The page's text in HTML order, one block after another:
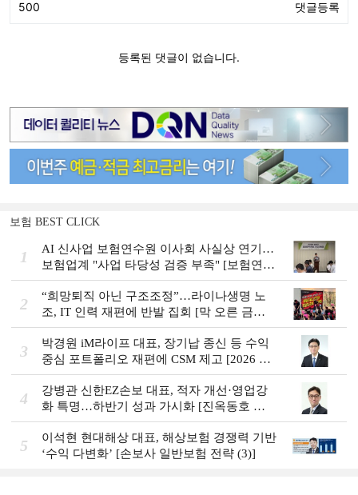
보험 BEST CLICK
1
AI 신사업 보험연수원 이사회 사실상 연기…
보험업계 "사업 타당성 검증 부족" [보험연수
원 AI사업 논란]
2
“희망퇴직 아닌 구조조정”…라이나생명 노
조, IT 인력 재편에 반발 집회 [막 오른 금융
권 하투(夏鬪)]
3
박경원 iM라이프 대표, 장기납 종신 등 수익
중심 포트폴리오 재편에 CSM 제고 [2026 금
융사 상반기 실적]
4
강병관 신한EZ손보 대표, 적자 개선·영업강
화 특명…하반기 성과 가시화 [진옥동호 신
한금융, 부스트업 점검]
5
이석현 현대해상 대표, 해상보험 경쟁력 기반
‘수익 다변화ʼ [손보사 일반보험 전략 (3)]